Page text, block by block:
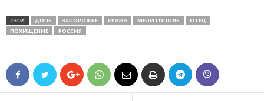
ТЕГИ ДОЧЬ ЗАПОРОЖЬЕ КРАЖА МЕЛИТОПОЛЬ
ОТЕЦ
ПОХИЩЕНИЕ
РОССИЯ